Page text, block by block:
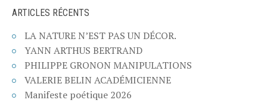
ARTICLES RÉCENTS
LA NATURE N’EST PAS UN DÉCOR.
YANN ARTHUS BERTRAND
PHILIPPE GRONON MANIPULATIONS
VALERIE BELIN ACADÉMICIENNE
Manifeste poétique 2026